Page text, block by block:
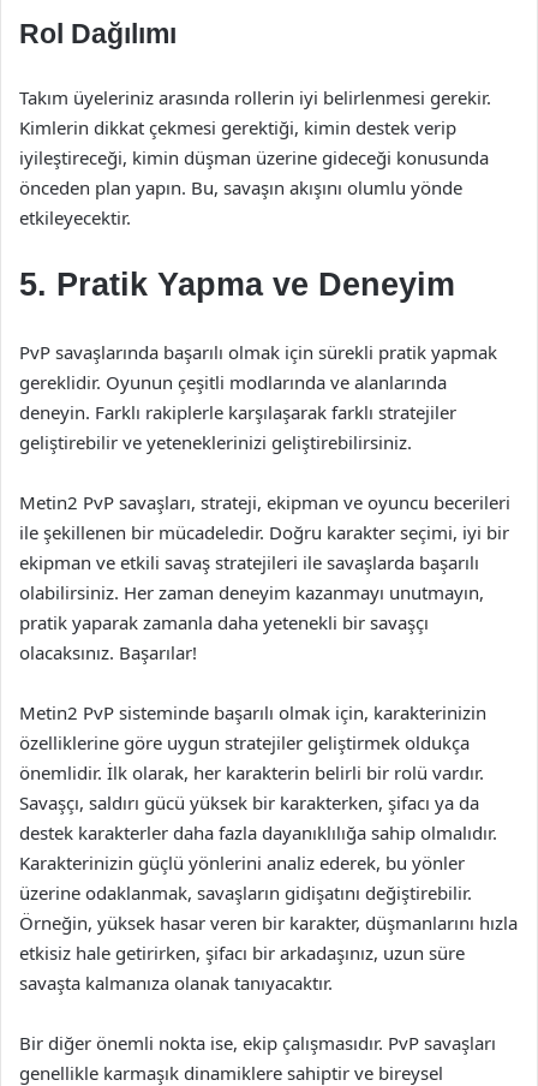
Rol Dağılımı
Takım üyeleriniz arasında rollerin iyi belirlenmesi gerekir.
Kimlerin dikkat çekmesi gerektiği, kimin destek verip
iyileştireceği, kimin düşman üzerine gideceği konusunda
önceden plan yapın. Bu, savaşın akışını olumlu yönde
etkileyecektir.
5. Pratik Yapma ve Deneyim
PvP savaşlarında başarılı olmak için sürekli pratik yapmak
gereklidir. Oyunun çeşitli modlarında ve alanlarında
deneyin. Farklı rakiplerle karşılaşarak farklı stratejiler
geliştirebilir ve yeteneklerinizi geliştirebilirsiniz.
Metin2 PvP savaşları, strateji, ekipman ve oyuncu becerileri
ile şekillenen bir mücadeledir. Doğru karakter seçimi, iyi bir
ekipman ve etkili savaş stratejileri ile savaşlarda başarılı
olabilirsiniz. Her zaman deneyim kazanmayı unutmayın,
pratik yaparak zamanla daha yetenekli bir savaşçı
olacaksınız. Başarılar!
Metin2 PvP sisteminde başarılı olmak için, karakterinizin
özelliklerine göre uygun stratejiler geliştirmek oldukça
önemlidir. İlk olarak, her karakterin belirli bir rolü vardır.
Savaşçı, saldırı gücü yüksek bir karakterken, şifacı ya da
destek karakterler daha fazla dayanıklılığa sahip olmalıdır.
Karakterinizin güçlü yönlerini analiz ederek, bu yönler
üzerine odaklanmak, savaşların gidişatını değiştirebilir.
Örneğin, yüksek hasar veren bir karakter, düşmanlarını hızla
etkisiz hale getirirken, şifacı bir arkadaşınız, uzun süre
savaşta kalmanıza olanak tanıyacaktır.
Bir diğer önemli nokta ise, ekip çalışmasıdır. PvP savaşları
genellikle karmaşık dinamiklere sahiptir ve bireysel